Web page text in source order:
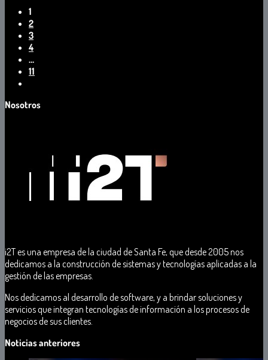
1
2
3
4
…
11
Nosotros
i2Tesuna empresa dela ciudad deSanta Fe, que desde 2005 nos
dedicamos a la construcción desistemasytecnologías aplicadas a la
gestión delas empresas
Nos dedicamos al desarrollo desoftware, y a brindarsoluciones y
servicios queintegran tecnologíasdeinformación a los procesos de
negociosdesusclientes
Noticias anteriores